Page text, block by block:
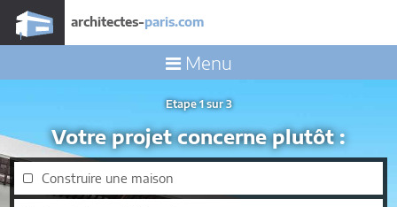
architectes-paris.com
Menu
Etape 1 sur 3
Votre projet concerne plutôt :
Construire une maison